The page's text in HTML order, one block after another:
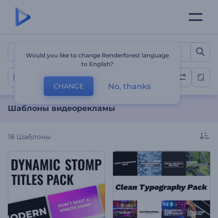
Шаблоны видеорекламы
Шаблоны видеорекламы
Шаблоны видеорекламы
18 Шаблоны
Would you like to change Renderforest language
to English?
CHANGE No, thanks